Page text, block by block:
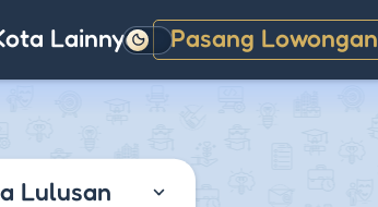
Lainnya Pasang Lowongan
Gelap
Lulusan